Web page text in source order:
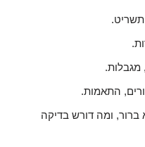
מגבלות.
התאמות.
ומה דורש בדיקה